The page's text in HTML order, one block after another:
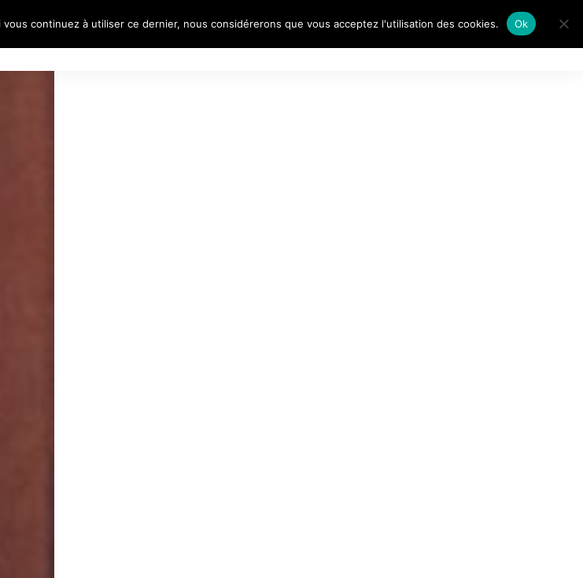
continuez à utiliser ce dernier, nous considérerons que vous acceptez l'utilisation des cookies. Ok